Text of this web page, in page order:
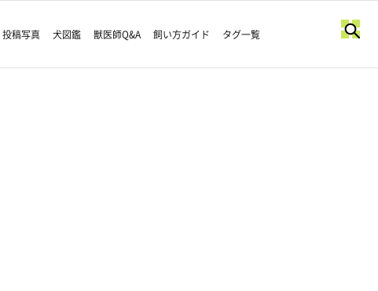
投稿写真 犬図鑑 獣医師Q&A 飼い方ガイド タグ一覧